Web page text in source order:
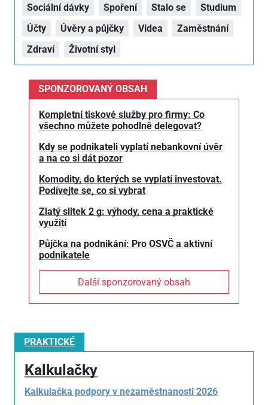
Sociální dávky Spoření Stalo se
Studium
Účty
Úvěry a půjčky Videa
Zaměstnání
Zdraví
Životní styl
SPONZOROVANÝ OBSAH
Kompletní tiskové služby pro firmy: Co
všechno můžete pohodlně delegovat?
Kdy se podnikateli vyplatí nebankovní úvěr
a na co si dát pozor
Komodity, do kterých se vyplatí investovat.
Podívejte se, co si vybrat
Zlatý slitek 2 g: výhody, cena a praktické
využití
Půjčka na podnikání: Pro OSVČ a aktivní
podnikatele
Další sponzorovaný obsah
PRAKTICKÉ
Kalkulačky
Kalkulačka podpory v nezaměstnanosti 2026